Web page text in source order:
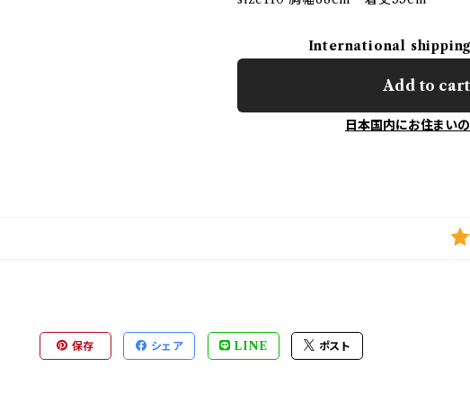
International
Add to cart
日本国内にお住まい
保存 シェア LINE ポスト